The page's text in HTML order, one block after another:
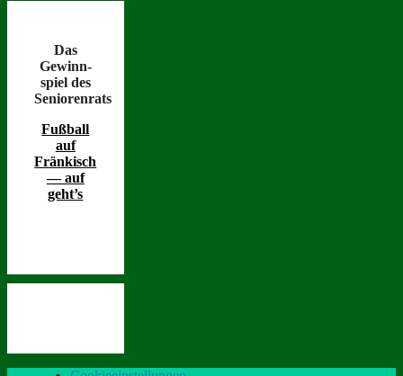
Das
Gewinn­
spiel des
Seniorenrats
Fußball
auf
Fränkisch
— auf
geht’s